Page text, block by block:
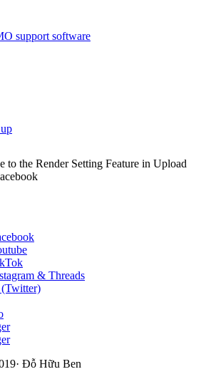
support software
to the Render Setting Feature in Upload
& Threads
· Đỗ Hữu Ben